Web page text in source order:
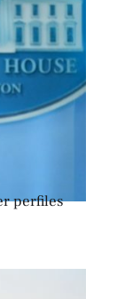
perfiles